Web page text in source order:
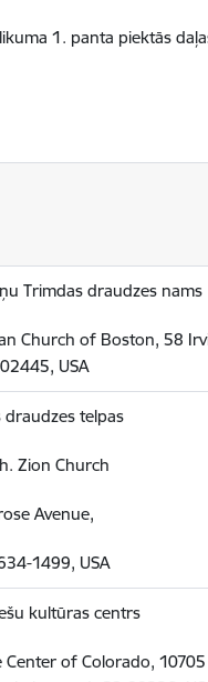
1. panta piektās
Trimdas draudzes nams
Church of Boston, 58
USA
draudzes telpas
Zion Church
Avenue,
1499, USA
kultūras centrs
Center of Colorado,